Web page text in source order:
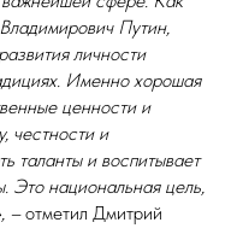
Путин,
личности
Именно хорошая
ценности и
честности и
таланты и воспитывает
Это национальная цель,
–отметил Дмитрий